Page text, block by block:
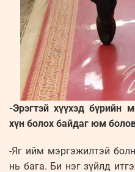
-Эрэгтэй хүүхэд бүрийн
хүн болох байдаг юм
-Яг ийм мэргэжилтэй
нь бага. Би нэг зүйлд